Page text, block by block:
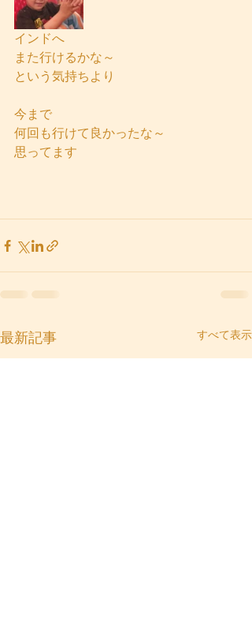
インドへ
また行けるかな～
という気持ちより
今まで
何回も行けて良かったな～
思ってます
最新記事 すべて表示